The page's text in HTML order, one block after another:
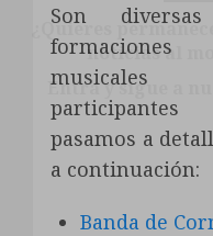
Son
formaciones
musicales
pasamos a
a continuación:
Banda de
¿Quieres
noticias al
Entra y sigue a